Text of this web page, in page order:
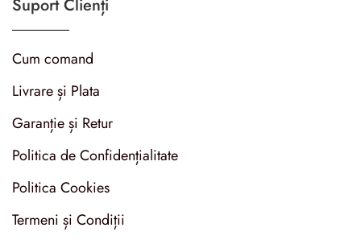
Suport Clienți
Cum comand
Livrare și Plata
Garanție și Retur
Politica de Confidențialitate
Politica Cookies
Termeni și Condiții